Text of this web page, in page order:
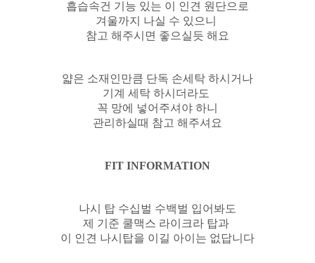
흡습속건 기능 있는 이 인견 원단으로
겨울까지 나실 수 있으니
참고 해주시면 좋으실듯 해요
얇은 소재인만큼 단독 손세탁 하시거나
기계 세탁 하시더라도
꼭 망에 넣어주셔야 하니
관리하실때 참고 해주셔요
FIT INFORMATION
나시 탑 수십벌 수백벌 입어봐도
제 기준 쿨맥스 라이크라 탑과
이 인견 나시탑을 이길 아이는 없답니다